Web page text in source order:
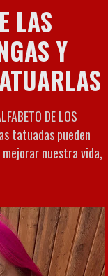
LAS
Y
DE LOS
tatuadas pueden
nuestra vida,